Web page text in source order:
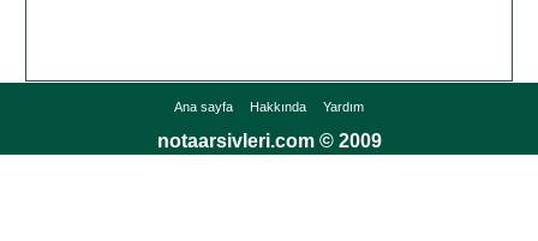
Ana sayfa Hakkında Yardım
notaarsivleri.com © 2009